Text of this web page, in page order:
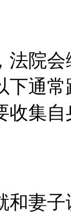
法院
下通
收集
和妻